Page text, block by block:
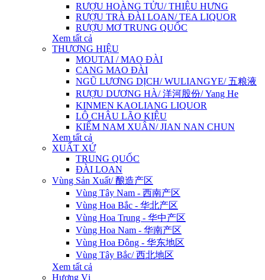
RƯỢU HOÀNG TỬU/ THIỆU HƯNG
RƯỢU TRÀ ĐÀI LOAN/ TEA LIQUOR
RƯỢU MƠ TRUNG QUỐC
Xem tất cả
THƯƠNG HIỆU
MOUTAI / MAO ĐÀI
CANG MAO ĐÀI
NGŨ LƯƠNG DỊCH/ WULIANGYE/ 五粮液
RƯỢU DƯƠNG HÀ/ 洋河股份/ Yang He
KINMEN KAOLIANG LIQUOR
LÔ CHÂU LÃO KIỆU
KIẾM NAM XUÂN/ JIAN NAN CHUN
Xem tất cả
XUẤT XỨ
TRUNG QUỐC
ĐÀI LOAN
Vùng Sản Xuất/ 酿造产区
Vùng Tây Nam - 西南产区
Vùng Hoa Bắc - 华北产区
Vùng Hoa Trung - 华中产区
Vùng Hoa Nam - 华南产区
Vùng Hoa Đông - 华东地区
Vùng Tây Bắc/ 西北地区
Xem tất cả
Hương Vị